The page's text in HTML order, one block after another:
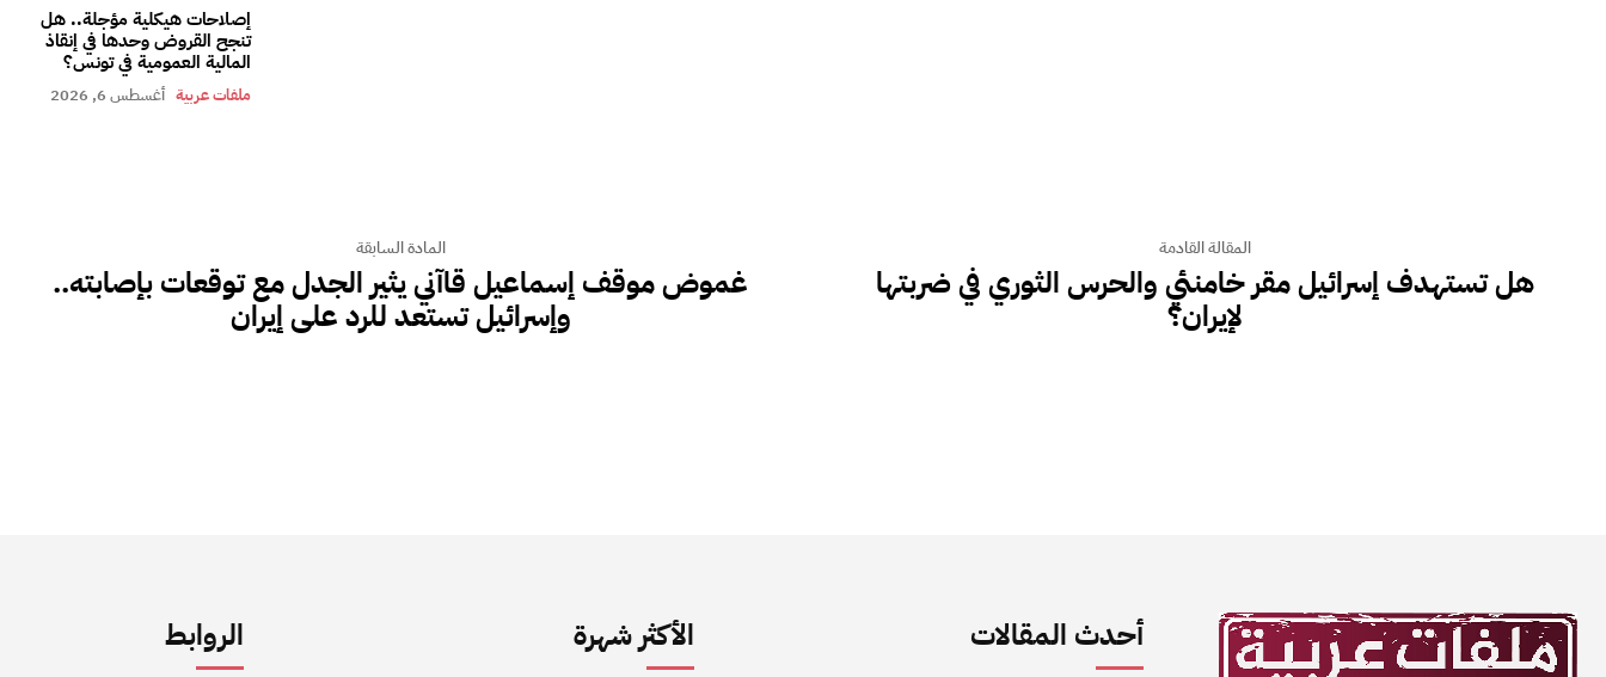
إصلاحات هيكلية مؤجلة.. هل
تنجح القروض وحدها في إنقاذ
المالية العمومية في تونس؟
ملفات عربية أغسطس 6, 2026
المادة السابقة
غموض موقف إسماعيل قاآني يثير الجدل مع توقعات بإصابته..
وإسرائيل تستعد للرد على إيران
المقالة القادمة
هل تستهدف إسرائيل مقر خامنئي والحرس الثوري في ضربتها
لإيران؟
الروابط الأكثر شهرة أحدث المقالات